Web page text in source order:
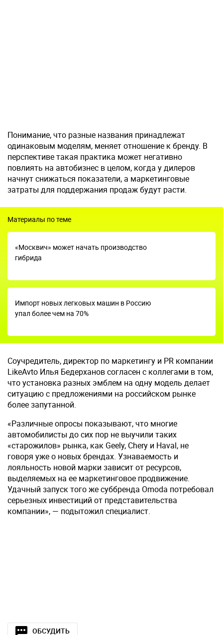
Понимание, что разные названия принадлежат
одинаковым моделям, меняет отношение к бренду. В
перспективе такая практика может негативно
повлиять на автобизнес в целом, когда у дилеров
начнут снижаться показатели, а маркетинговые
затраты для поддержания продаж будут расти.
Материалы по теме
«Москвич» может начать производство
гибрида
Импорт новых легковых машин в Россию
упал более чем на 70%
Соучредитель, директор по маркетингу и PR компании
LikeAvto Илья Бедерханов согласен с коллегами в том,
что установка разных эмблем на одну модель делает
ситуацию с предложениями на российском рынке
более запутанной.
«Различные опросы показывают, что многие
автомобилисты до сих пор не выучили таких
«старожилов» рынка, как Geely, Chery и Haval, не
говоря уже о новых брендах. Узнаваемость и
лояльность новой марки зависит от ресурсов,
выделяемых на ее маркетинговое продвижение.
Удачный запуск того же суббренда Omoda потребовал
серьезных инвестиций от представительства
компании», — подытожил специалист.
ОБСУДИТЬ